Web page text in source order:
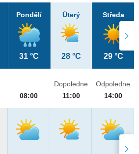
Pondělí
31 °C
Úterý
28 °C
Středa
29 °C
08:00
Dopoledne
11:00
Odpoledne
14:00